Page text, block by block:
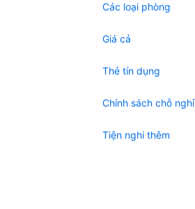
Các loại phòng
Giá cả
Thẻ tín dụng
Chính sách chỗ nghỉ
Tiện nghi thêm